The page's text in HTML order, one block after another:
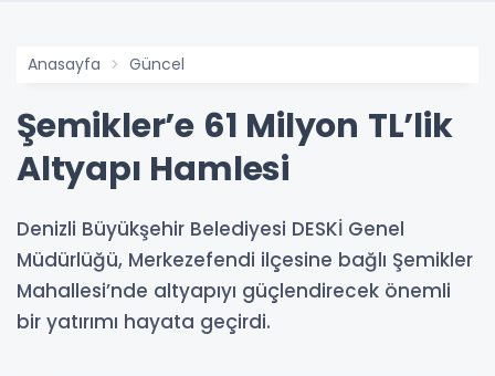
Anasayfa Güncel
Şemikler’e 61 Milyon TL’lik
Altyapı Hamlesi
Denizli Büyükşehir Belediyesi DESKİ Genel
Müdürlüğü, Merkezefendi ilçesine bağlı Şemikler
Mahallesi’nde altyapıyı güçlendirecek önemli
bir yatırımı hayata geçirdi.